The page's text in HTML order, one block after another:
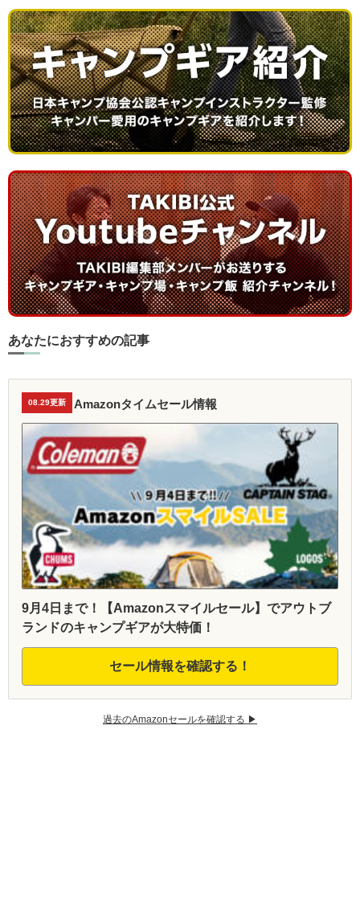
あなたにおすすめの記事
08.29更新 Amazonタイムセール情報
9月4日まで！【Amazonスマイルセール】でアウトブ
ランドのキャンプギアが大特価！
セール情報を確認する！
過去のAmazonセールを確認する ▶︎